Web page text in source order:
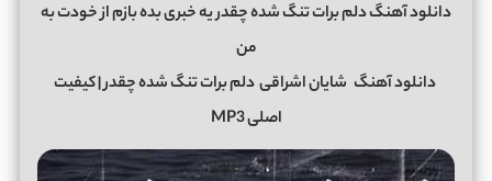
دانلود آهنگ دلم برات تنگ شده چقدر یه خبری بده بازم از خودت به
من
دانلود آهنگ شایان اشراقیدلم برات تنگ شده چقدر | کیفیت
اصلی MP3